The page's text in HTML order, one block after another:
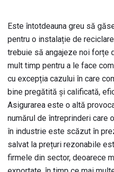
Este întotdeauna greu să
pentru o instalație de
trebuie să angajeze noi forțe
mult timp pentru a le face
cu excepția cazului în care
bine pregătită și calificată,
Asigurarea este o altă
numărul de întreprinderi care
în industrie este scăzut în
salvat la prețuri rezonabile
firmele din sector, deoarece